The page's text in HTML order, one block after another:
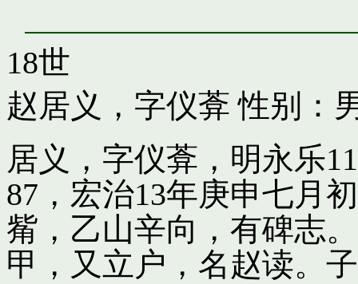
18世
赵居义，字仪葊 性别：
居义，字仪葊，明永乐
87，宏治13年庚申七月
觜，乙山辛向，有碑志
甲，又立户，名赵读。